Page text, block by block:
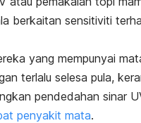
berkaitan sensitiviti
yang mempunyai
terlalu selesa pula,
pendedahan sinar
penyakit mata.